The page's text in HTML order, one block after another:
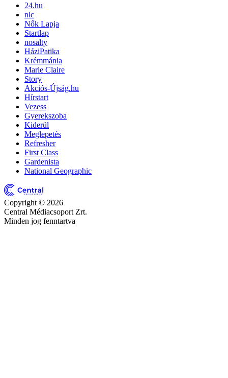
24.hu
nlc
Nők Lapja
Startlap
nosalty
HáziPatika
Krémmánia
Marie Claire
Story
Akciós-Újság.hu
Hírstart
Vezess
Gyerekszoba
Kiderül
Meglepetés
Refresher
First Class
Gardenista
National Geographic
Copyright © 2026
Central Médiacsoport Zrt.
Minden jog fenntartva